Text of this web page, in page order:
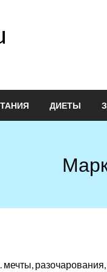
ДИЕТЫ
мечты,